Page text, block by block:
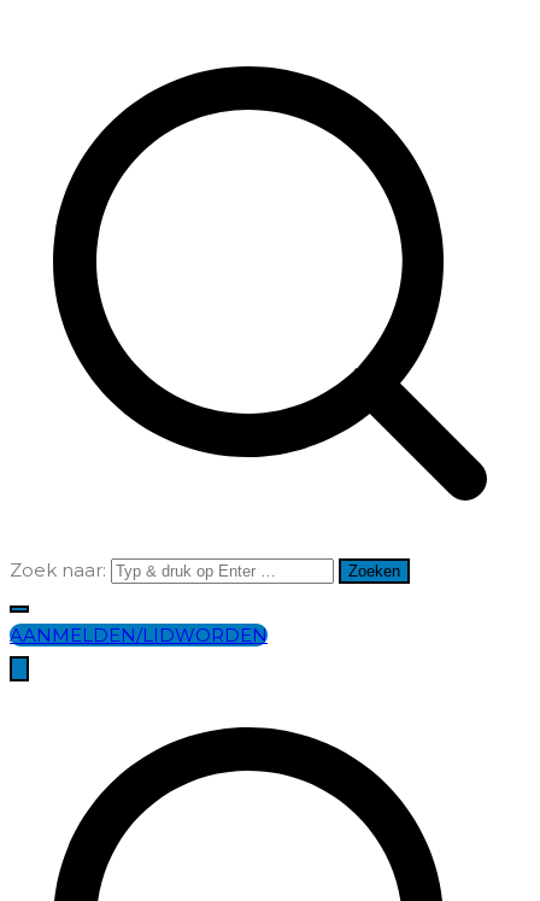
Zoek naar:
AANMELDEN/LIDWORDEN